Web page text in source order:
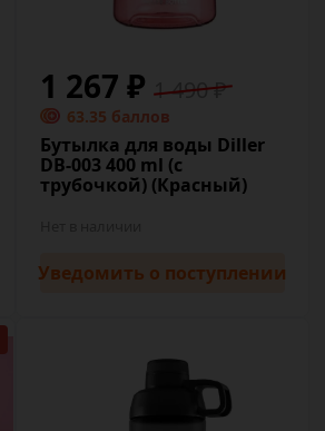
1 267 ₽1 490 ₽
63.35 баллов
Бутылка для воды Diller
DB-003 400 ml (с
трубочкой) (Красный)
Уведомить о поступлении